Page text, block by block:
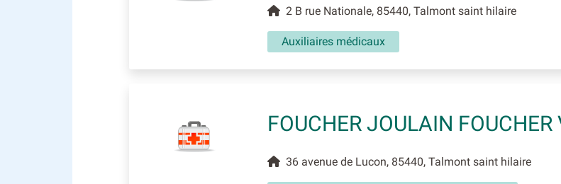
2 B rue Nationale, 85440, Talmont saint hilaire
Auxiliaires médicaux
FOUCHER JOULAIN FOUCHER
36 avenue de Lucon, 85440, Talmont saint hilaire